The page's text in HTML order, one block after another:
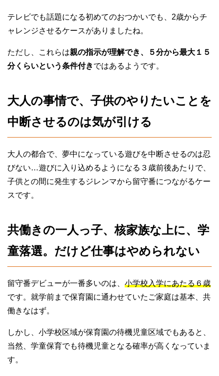
テレビでも話題になる初めてのおつかいでも、2歳からチ
ャレンジさせるケースがありましたね。
ただし、これらは親の指示が理解でき、５分から最大１５
分くらいという条件付きではあるようです。
大人の事情で、子供のやりたいことを
中断させるのは気が引ける
大人の都合で、夢中になっている遊びを中断させるのは忍
びない…遊びに入り込めるようになる３歳前後あたりで、
子供との間に発生するジレンマから留守番につながるケー
スです。
共働きの一人っ子、核家族な上に、学
童落選。だけど仕事はやめられない
留守番デビューが一番多いのは、 小学校入学にあたる６歳
です。就学前まで保育園に通わせていたご家庭は基本、共
働きなはず。
しかし、小学校区域が保育園の待機児童区域でもあると、
当然、学童保育でも待機児童となる確率が高くなっていま
す。